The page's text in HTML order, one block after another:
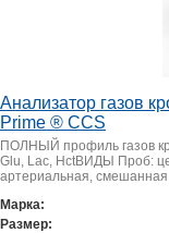
Анализатор газов
Prime ® CCS
ПОЛНЫЙ профиль газов
Glu, Lac, HctВИДЫ Проб:
артериальная,
Марка:
Размер: